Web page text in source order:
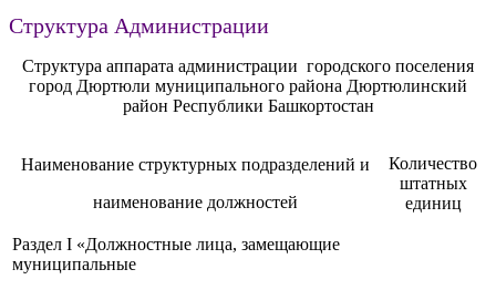
Структура Администрации
Структура аппарата администрации городского поселения
город Дюртюли муниципального района Дюртюлинский
район Республики Башкортостан
Наименование структурных подразделений и
наименование должностей
Количество
штатных
единиц
Раздел I «Должностные лица, замещающие
муниципальные